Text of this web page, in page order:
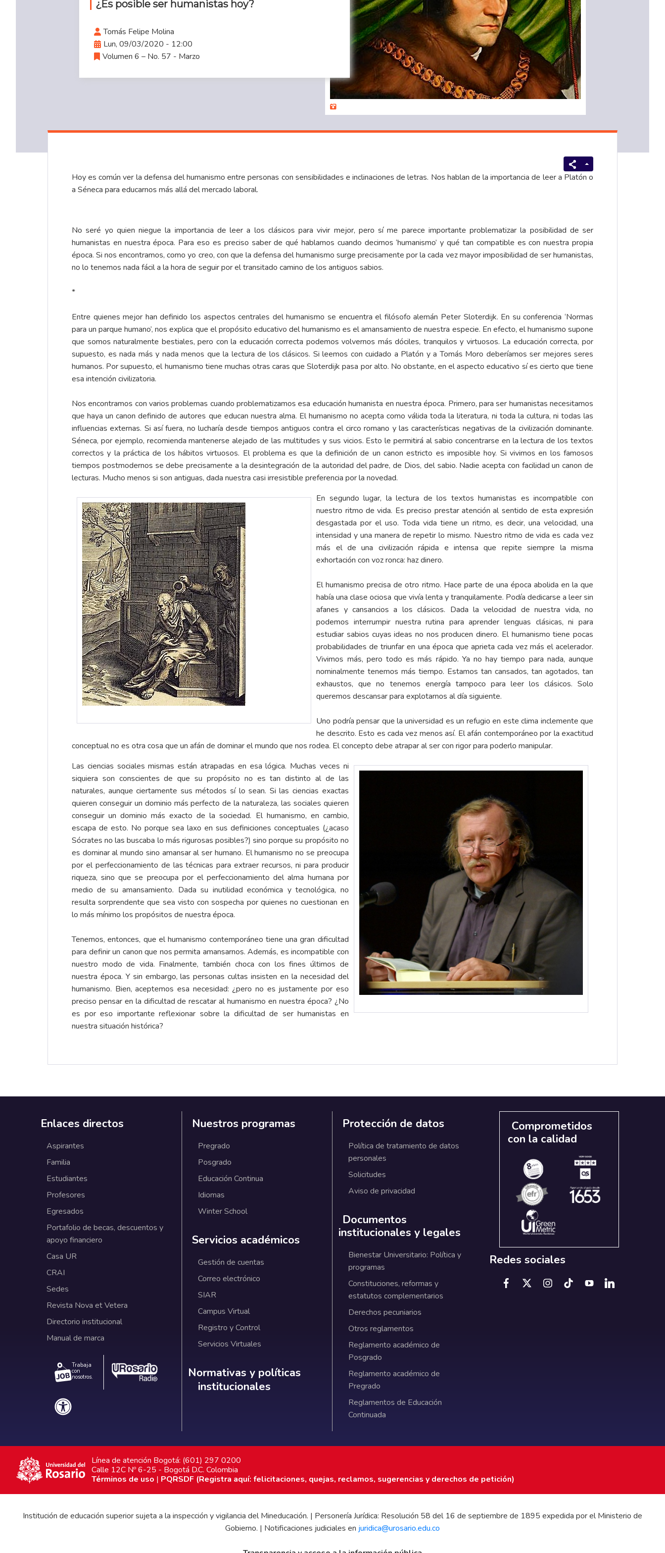
¿Es posible ser humanistas hoy?
Tomás Felipe Molina
Lun, 09/03/2020 - 12:00
Volumen 6 – No. 57 - Marzo
Hoy es común ver la defensa del humanismo entre personas con sensibilidades e inclinaciones de letras. Nos hablan de la importancia de leer a Platón o
a Séneca para educarnos más allá del mercado laboral.
No seré yo quien niegue la importancia de leer a los clásicos para vivir mejor, pero sí me parece importante problematizar la posibilidad de ser
humanistas en nuestra época. Para eso es preciso saber de qué hablamos cuando decimos ‘humanismo’ y qué tan compatible es con nuestra propia
época. Si nos encontramos, como yo creo, con que la defensa del humanismo surge precisamente por la cada vez mayor imposibilidad de ser humanistas,
no lo tenemos nada fácil a la hora de seguir por el transitado camino de los antiguos sabios.
*
Entre quienes mejor han definido los aspectos centrales del humanismo se encuentra el filósofo alemán Peter Sloterdijk. En su conferencia ‘Normas
para un parque humano’, nos explica que el propósito educativo del humanismo es el amansamiento de nuestra especie. En efecto, el humanismo supone
que somos naturalmente bestiales, pero con la educación correcta podemos volvernos más dóciles, tranquilos y virtuosos. La educación correcta, por
supuesto, es nada más y nada menos que la lectura de los clásicos. Si leemos con cuidado a Platón y a Tomás Moro deberíamos ser mejores seres
humanos. Por supuesto, el humanismo tiene muchas otras caras que Sloterdijk pasa por alto. No obstante, en el aspecto educativo sí es cierto que tiene
esa intención civilizatoria.
Nos encontramos con varios problemas cuando problematizamos esa educación humanista en nuestra época. Primero, para ser humanistas necesitamos
que haya un canon definido de autores que educan nuestra alma. El humanismo no acepta como válida toda la literatura, ni toda la cultura, ni todas las
influencias externas. Si así fuera, no lucharía desde tiempos antiguos contra el circo romano y las características negativas de la civilización dominante.
Séneca, por ejemplo, recomienda mantenerse alejado de las multitudes y sus vicios. Esto le permitirá al sabio concentrarse en la lectura de los textos
correctos y la práctica de los hábitos virtuosos. El problema es que la definición de un canon estricto es imposible hoy. Si vivimos en los famosos
tiempos postmodernos se debe precisamente a la desintegración de la autoridad del padre, de Dios, del sabio. Nadie acepta con facilidad un canon de
lecturas. Mucho menos si son antiguas, dada nuestra casi irresistible preferencia por la novedad.
En segundo lugar, la lectura de los textos humanistas es incompatible con
nuestro ritmo de vida. Es preciso prestar atención al sentido de esta expresión
desgastada por el uso. Toda vida tiene un ritmo, es decir, una velocidad, una
intensidad y una manera de repetir lo mismo. Nuestro ritmo de vida es cada vez
más el de una civilización rápida e intensa que repite siempre la misma
exhortación con voz ronca: haz dinero.
El humanismo precisa de otro ritmo. Hace parte de una época abolida en la que
había una clase ociosa que vivía lenta y tranquilamente. Podía dedicarse a leer sin
afanes y cansancios a los clásicos. Dada la velocidad de nuestra vida, no
podemos interrumpir nuestra rutina para aprender lenguas clásicas, ni para
estudiar sabios cuyas ideas no nos producen dinero. El humanismo tiene pocas
probabilidades de triunfar en una época que aprieta cada vez más el acelerador.
Vivimos más, pero todo es más rápido. Ya no hay tiempo para nada, aunque
nominalmente tenemos más tiempo. Estamos tan cansados, tan agotados, tan
exhaustos, que no tenemos energía tampoco para leer los clásicos. Solo
queremos descansar para explotarnos al día siguiente.
Uno podría pensar que la universidad es un refugio en este clima inclemente que
he descrito. Esto es cada vez menos así. El afán contemporáneo por la exactitud
conceptual no es otra cosa que un afán de dominar el mundo que nos rodea. El concepto debe atrapar al ser con rigor para poderlo manipular.
Las ciencias sociales mismas están atrapadas en esa lógica. Muchas veces ni
siquiera son conscientes de que su propósito no es tan distinto al de las
naturales, aunque ciertamente sus métodos sí lo sean. Si las ciencias exactas
quieren conseguir un dominio más perfecto de la naturaleza, las sociales quieren
conseguir un dominio más exacto de la sociedad. El humanismo, en cambio,
escapa de esto. No porque sea laxo en sus definiciones conceptuales (¿acaso
Sócrates no las buscaba lo más rigurosas posibles?) sino porque su propósito no
es dominar al mundo sino amansar al ser humano. El humanismo no se preocupa
por el perfeccionamiento de las técnicas para extraer recursos, ni para producir
riqueza, sino que se preocupa por el perfeccionamiento del alma humana por
medio de su amansamiento. Dada su inutilidad económica y tecnológica, no
resulta sorprendente que sea visto con sospecha por quienes no cuestionan en
lo más mínimo los propósitos de nuestra época.
Tenemos, entonces, que el humanismo contemporáneo tiene una gran dificultad
para definir un canon que nos permita amansarnos. Además, es incompatible con
nuestro modo de vida. Finalmente, también choca con los fines últimos de
nuestra época. Y sin embargo, las personas cultas insisten en la necesidad del
humanismo. Bien, aceptemos esa necesidad: ¿pero no es justamente por eso
preciso pensar en la dificultad de rescatar al humanismo en nuestra época? ¿No
es por eso importante reflexionar sobre la dificultad de ser humanistas en
nuestra situación histórica?
Enlaces directos
Aspirantes
Familia
Estudiantes
Profesores
Egresados
Portafolio de becas, descuentos y
apoyo financiero
Casa UR
CRAI
Sedes
Revista Nova et Vetera
Directorio institucional
Manual de marca
Trabaja
con
nosotros.
Nuestros programas
Pregrado
Posgrado
Educación Continua
Idiomas
Winter School
Servicios académicos
Gestión de cuentas
Correo electrónico
SIAR
Campus Virtual
Registro y Control
Servicios Virtuales
Normativas y políticas institucionales
Normativas y políticas
institucionales
Protección de datos
Política de tratamiento de datos
personales
Solicitudes
Aviso de privacidad
Documentos
institucionales y legales
Bienestar Universitario: Política y
programas
Constituciones, reformas y
estatutos complementarios
Derechos pecuniarios
Otros reglamentos
Reglamento académico de
Posgrado
Reglamento académico de
Pregrado
Reglamentos de Educación
Continuada
Comprometidos
con la calidad
Redes sociales
Línea de atención Bogotá: (601) 297 0200
Calle 12C Nº 6-25 - Bogotá D.C. Colombia
Términos de uso | PQRSDF (Registra aquí: felicitaciones, quejas, reclamos, sugerencias y derechos de petición)
Institución de educación superior sujeta a la inspección y vigilancia del Mineducación. | Personería Jurídica: Resolución 58 del 16 de septiembre de 1895 expedida por el Ministerio de
Gobierno. | Notificaciones judiciales en juridica@urosario.edu.co